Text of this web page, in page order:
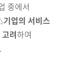
중에서
기업의 서비스
려하여